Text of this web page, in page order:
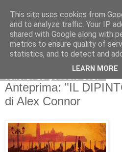
venerdì 13 gennaio 2017
Anteprima: "IL
di Alex Connor
This site uses cookies from
and to analyze traffic. Your IP
shared with Google along with
metrics to ensure quality of
statistics, and to detect and
LEARN MORE